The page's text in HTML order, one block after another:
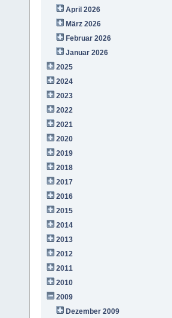
April 2026
März 2026
Februar 2026
Januar 2026
2025
2024
2023
2022
2021
2020
2019
2018
2017
2016
2015
2014
2013
2012
2011
2010
2009
Dezember 2009